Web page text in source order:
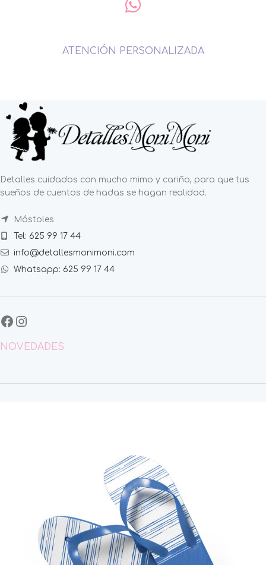
ATENCIÓN PERSONALIZADA
Detalles cuidados con mucho mimo y cariño, para que tus
sueños de cuentos de hadas se hagan realidad.
Móstoles
Tel: 625 99 17 44
info@detallesmonimoni.com
Whatsapp: 625 99 17 44
NOVEDADES